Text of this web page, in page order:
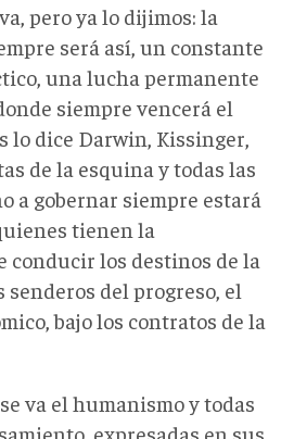
pero ya lo dijimos: la
será así, un constante
una lucha permanente
siempre vencerá el
lo dice Darwin, Kissinger,
de la esquina y todas las
a gobernar siempre estará
tienen la
conducir los destinos de la
del progreso, el
bajo los contratos de la
va el humanismo y todas
expresadas en sus